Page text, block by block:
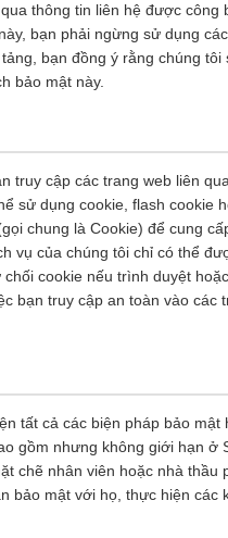
thông tin liên hệ được công
bạn phải ngừng sử dụng
bạn đồng ý rằng chúng
bảo mật này.
truy cập các trang web liên
sử dụng cookie, flash cookie
chung là Cookie) để cung
vụ của chúng tôi chỉ có thể
cookie nếu trình duyệt
bạn truy cập an toàn vào các
tất cả các biện pháp bảo mật
gồm nhưng không giới hạn ở
chẽ nhân viên hoặc nhà thầu
bảo mật với họ, thực hiện các